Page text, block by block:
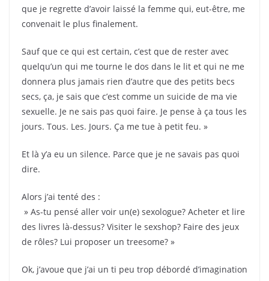
que je regrette d’avoir laissé la femme qui, eut-être, me
convenait le plus finalement.
Sauf que ce qui est certain, c’est que de rester avec
quelqu’un qui me tourne le dos dans le lit et qui ne me
donnera plus jamais rien d’autre que des petits becs
secs, ça, je sais que c’est comme un suicide de ma vie
sexuelle. Je ne sais pas quoi faire. Je pense à ça tous les
jours. Tous. Les. Jours. Ça me tue à petit feu. »
Et là y’a eu un silence. Parce que je ne savais pas quoi
dire.
Alors j’ai tenté des :
» As-tu pensé aller voir un(e) sexologue? Acheter et lire
des livres là-dessus? Visiter le sexshop? Faire des jeux
de rôles? Lui proposer un treesome? »
Ok, j’avoue que j’ai un ti peu trop débordé d’imagination